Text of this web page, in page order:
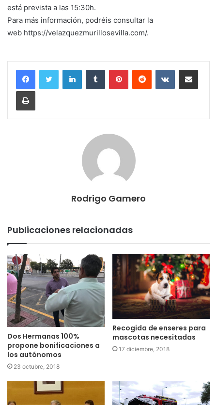
está prevista a las 15:30h.
Para más información, podréis consultar la
web https://velazquezmurillosevilla.com/.
Rodrigo Gamero
Publicaciones relacionadas
Dos Hermanas 100%
propone bonificaciones a
los autónomos
23 octubre, 2018
Recogida de enseres para
mascotas necesitadas
17 diciembre, 2018